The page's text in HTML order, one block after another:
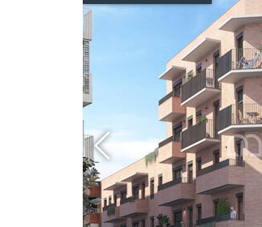
Whatsapp